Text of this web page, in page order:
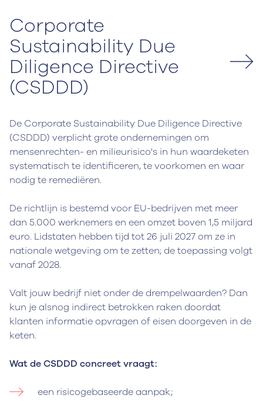
Corporate
Sustainability Due
Diligence Directive
(CSDDD)
De Corporate Sustainability Due Diligence Directive
(CSDDD) verplicht grote ondernemingen om
mensenrechten- en milieurisico's in hun waardeketen
systematisch te identificeren, te voorkomen en waar
nodig te remediëren.
De richtlijn is bestemd voor EU-bedrijven met meer
dan 5.000 werknemers en een omzet boven 1,5 miljard
euro. Lidstaten hebben tijd tot 26 juli 2027 om ze in
nationale wetgeving om te zetten; de toepassing volgt
vanaf 2028.
Valt jouw bedrijf niet onder de drempelwaarden? Dan
kun je alsnog indirect betrokken raken doordat
klanten informatie opvragen of eisen doorgeven in de
keten.
Wat de CSDDD concreet vraagt:
een risicogebaseerde aanpak;